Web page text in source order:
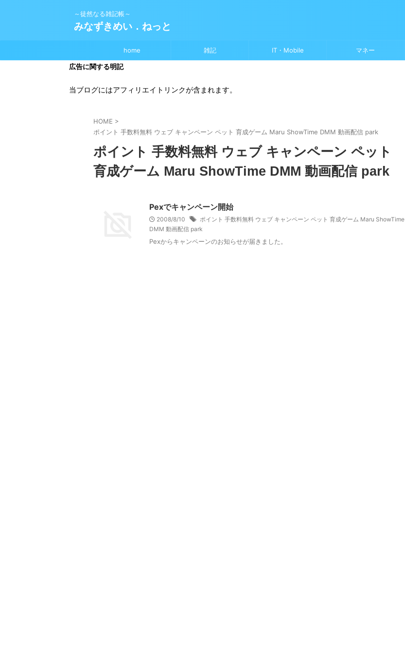
～徒然なる雑記帳～
みなずきめい．ねっと
home 雑記 IT・Mobile マネー
広告に関する明記
当ブログにはアフィリエイトリンクが含まれます。
HOME >
ポイント 手数料無料 ウェブ キャンペーン ペット 育成ゲーム Maru ShowTime DMM 動画配信 park
ポイント 手数料無料 ウェブ キャンペーン ペット
育成ゲーム Maru ShowTime DMM 動画配信 park
Pexでキャンペーン開始
2008/8/10
ポイント 手数料無料 ウェブ キャンペーン ペット 育成ゲーム Maru ShowTime
DMM 動画配信 park
Pexからキャンペーンのお知らせが届きました。